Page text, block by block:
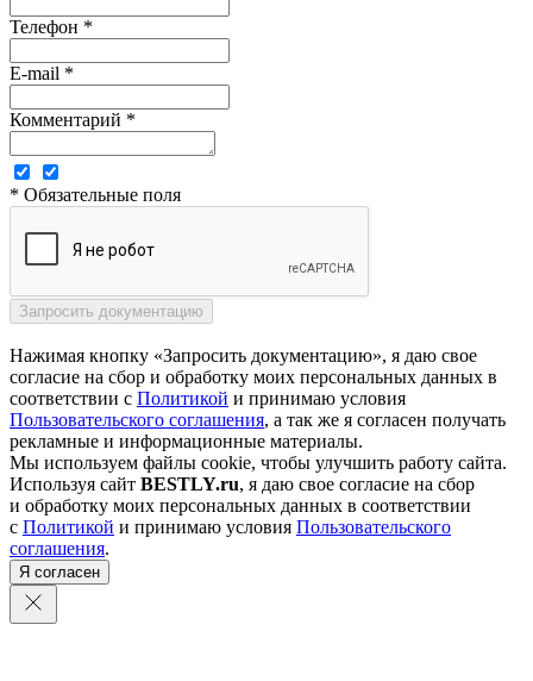
Телефон *
E-mail *
Комментарий *
* Обязательные поля
Нажимая кнопку «Запросить документацию», я даю свое
согласие на сбор и обработку моих персональных данных в
соответствии с Политикой и принимаю условия
Пользовательского соглашения, а так же я согласен получать
рекламные и информационные материалы.
Мы используем файлы cookie, чтобы улучшить работу сайта.
Используя сайт BESTLY.ru, я даю свое согласие на сбор
и обработку моих персональных данных в соответствии
с Политикой и принимаю условия Пользовательского
соглашения.
Я согласен